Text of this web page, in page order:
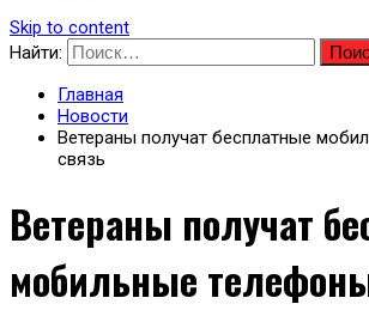
Skip to content
Найти:
Главная
Новости
Ветераны получат бесплатные
связь
Ветераны получат
мобильные